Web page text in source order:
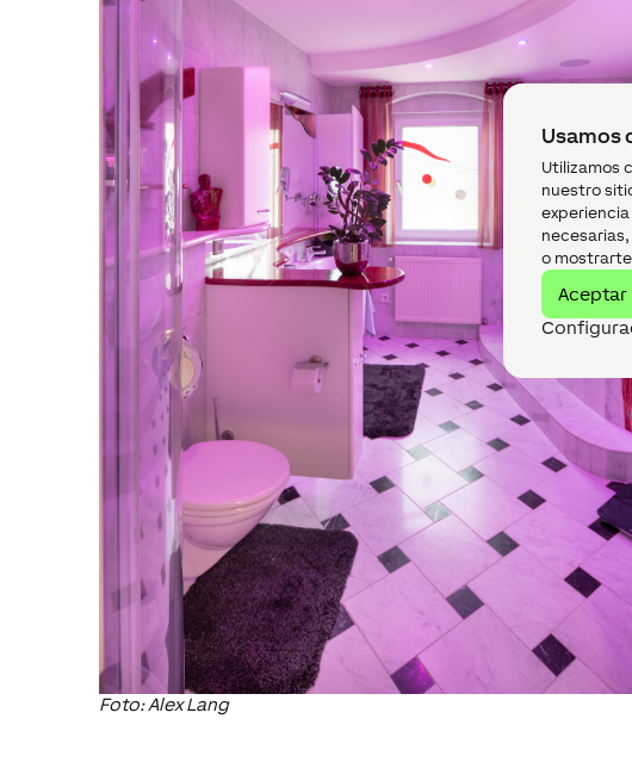
Usamos
Utilizamos
nuestro
o
Aceptar
Foto: Alex Lang